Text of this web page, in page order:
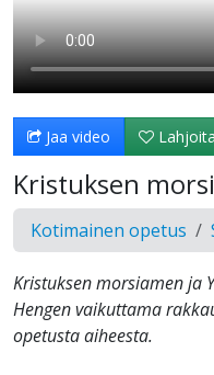
Jaa video Lahjoita
Kristuksen
Kotimainen opetus
Kristuksen morsiamen ja
Hengen vaikuttama
opetusta aiheesta.